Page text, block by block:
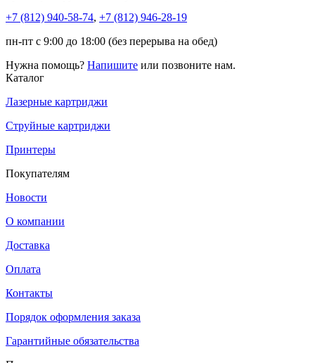
+7 (812) 940-58-74, +7 (812) 946-28-19
пн-пт с 9:00 до 18:00 (без перерыва на обед)
Нужна помощь? Напишите или позвоните нам.
Каталог
Лазерные картриджи
Струйные картриджи
Принтеры
Покупателям
Новости
О компании
Доставка
Оплата
Контакты
Порядок оформления заказа
Гарантийные обязательства